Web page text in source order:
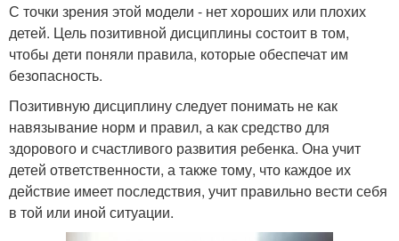
С точки зрения этой модели - нет хороших или плохих
детей. Цель позитивной дисциплины состоит в том,
чтобы дети поняли правила, которые обеспечат им
безопасность.
Позитивную дисциплину следует понимать не как
навязывание норм и правил, а как средство для
здорового и счастливого развития ребенка. Она учит
детей ответственности, а также тому, что каждое их
действие имеет последствия, учит правильно вести себя
в той или иной ситуации.